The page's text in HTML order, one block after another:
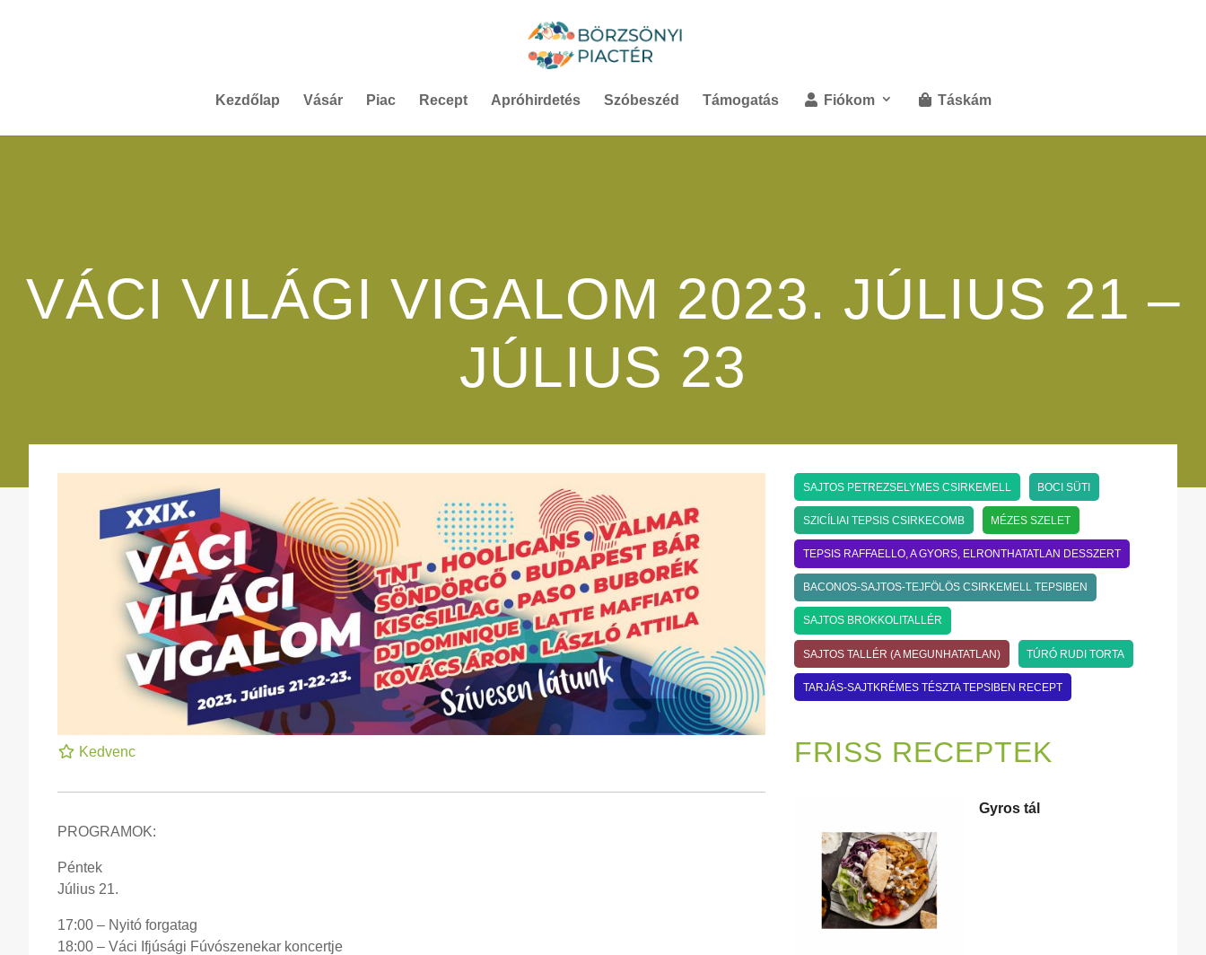
Kezdőlap Vásár Piac Recept Apróhirdetés Szóbeszéd Támogatás Fiókom Táskám
VÁCI VILÁGI VIGALOM 2023. JÚLIUS 21 –
JÚLIUS 23
Kedvenc
PROGRAMOK:
Péntek
Július 21.
17:00 – Nyitó forgatag
18:00 – Váci Ifjúsági Fúvószenekar koncertje
SAJTOS PETREZSELYMES CSIRKEMELL BOCI SÜTI
SZICÍLIAI TEPSIS CSIRKECOMB MÉZES SZELET
TEPSIS RAFFAELLO, A GYORS, ELRONTHATATLAN DESSZERT
BACONOS-SAJTOS-TEJFÖLÖS CSIRKEMELL TEPSIBEN
SAJTOS BROKKOLITALLÉR
SAJTOS TALLÉR (A MEGUNHATATLAN) TÚRÓ RUDI TORTA
TARJÁS-SAJTKRÉMES TÉSZTA TEPSIBEN RECEPT
FRISS RECEPTEK
Gyros tál